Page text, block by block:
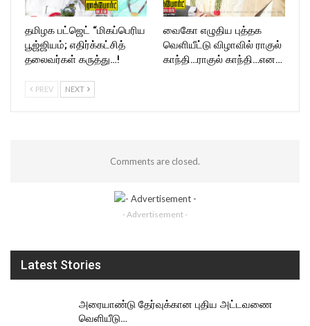
தமிழக பட்ஜெட் “மிகப்பெரிய
பூஜ்ஜியம்; எதிர்க்கட்சித்
தலைவர்கள் கருத்து…!
வைகோ எழுதிய புத்தக
வெளியீட்டு விழாவில் ராகுல்
காந்தி…ராகுல் காந்தி…என…
PREV NEXT
Comments are closed.
- Advertisement -
Latest Stories
அரையாண்டு தேர்வுக்கான புதிய அட்டவணை
வெளியீடு…